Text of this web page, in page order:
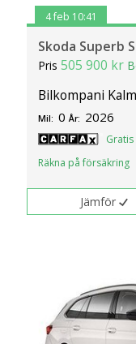
4 feb 10:41
Skoda Superb
Pris505 900 kr
Bilkompani
Mil: 0 År: 2026
Räkna på försäkring
Jämför